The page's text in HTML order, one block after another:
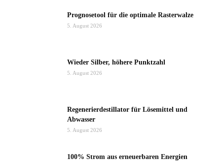
Prognosetool für die optimale Rasterwalze
5. August 2026
Wieder Silber, höhere Punktzahl
5. August 2026
Regenerierdestillator für Lösemittel und
Abwasser
5. August 2026
100% Strom aus erneuerbaren Energien